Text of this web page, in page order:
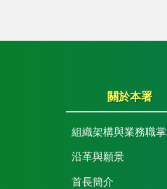
關於本署
組織架構與業務職掌
沿革與願景
首長簡介